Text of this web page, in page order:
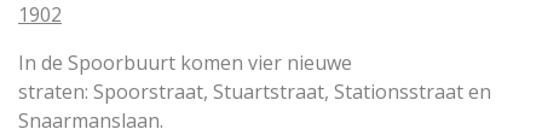
1902
In de Spoorbuurt komen vier nieuwe
straten: Spoorstraat, Stuartstraat, Stationsstraat en
Snaarmanslaan.